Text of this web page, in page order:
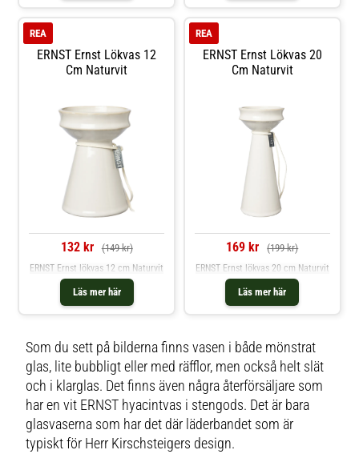
ERNST Ernst Lökvas 12
Cm Naturvit
REA
132 kr (149 kr)
Läs mer här
ERNST Ernst lökvas 12 cm Naturvit
ERNST Ernst Lökvas 20
Cm Naturvit
REA
169 kr (199 kr)
Läs mer här
ERNST Ernst lökvas 20 cm Naturvit
Som du sett på bilderna finns vasen i både mönstrat
glas, lite bubbligt eller med räfflor, men också helt slät
och i klarglas. Det finns även några återförsäljare som
har en vit ERNST hyacintvas i stengods. Det är bara
glasvaserna som har det där läderbandet som är
typiskt för Herr Kirschsteigers design.